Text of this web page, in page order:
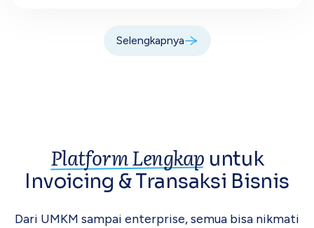
Selengkapnya
Platform Lengkap untuk
Invoicing &Transaksi Bisnis
Dari UMKM sampai enterprise, semua bisa nikmati